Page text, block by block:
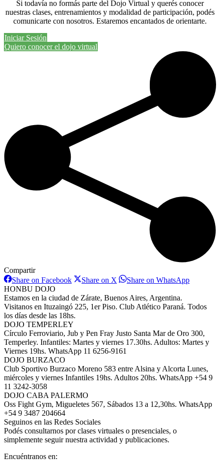
Si todavía no formás parte del Dojo Virtual y querés conocer
nuestras clases, entrenamientos y modalidad de participación, podés
comunicarte con nosotros. Estaremos encantados de orientarte.
Iniciar Sesión
Quiero conocer el dojo virtual
Compartir
Share on FacebookShare
Facebook
Share on X Share
X
Share on WhatsAppShare
HONBU DOJO
Estamos en la ciudad de Zárate, Buenos Aires, Argentina.
Visitanos en Ituzaingó 225, 1er Piso. Club Atlético Paraná. Todos
los días desde las 18hs.
DOJO TEMPERLEY
Círculo Ferroviario, Jub y Pen Fray Justo Santa Mar de Oro 300,
Temperley. Infantiles: Martes y viernes 17.30hs. Adultos: Martes y
Viernes 19hs. WhatsApp 11 6256-9161
DOJO BURZACO
Club Sportivo Burzaco Moreno 583 entre Alsina y Alcorta Lunes,
miércoles y viernes Infantiles 19hs. Adultos 20hs. WhatsApp +54 9
11 3242-3058
DOJO CABA PALERMO
Oss Fight Gym, Migueletes 567, Sábados 13 a 12,30hs. WhatsApp
+54 9 3487 204664
Seguinos en las Redes Sociales
Podés consultarnos por clases virtuales o presenciales, o
simplemente seguir nuestra actividad y publicaciones.
Encuéntranos en: